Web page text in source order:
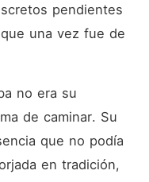
pendientes
una vez fue de
no era su
de caminar. Su
que no podía
en tradición,